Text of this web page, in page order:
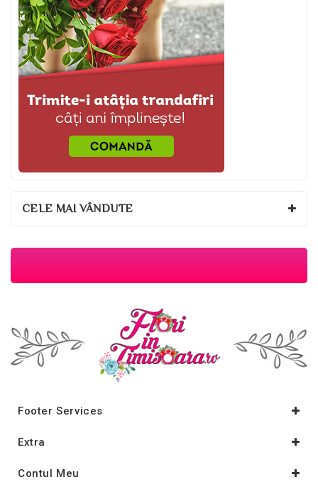
CELE MAI VÂNDUTE
Footer Services
Extra
Contul Meu